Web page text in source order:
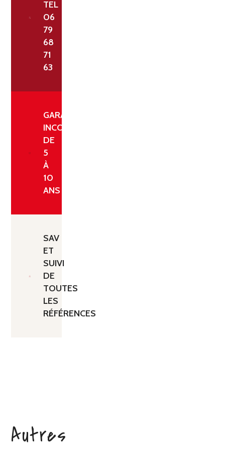
TEL
06
79
68
71
63
GARANTIE
INCONDITIONNELLE
DE
5
À
10
ANS
SAV
ET
SUIVI
DE
TOUTES
LES
RÉFÉRENCES
Autres